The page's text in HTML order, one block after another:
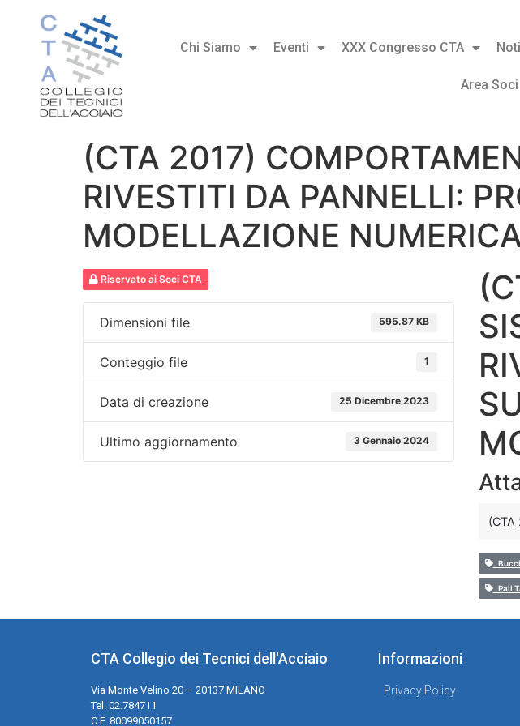
Chi Siamo Eventi XXX Congresso CTA
Area Soci
(CTA 2017)
RIVESTITI DA PANNELLI:
MODELLAZIONE
Riservato ai Soci CTA
Dimensioni file 595.87 KB
Conteggio file 1
Data di creazione 25 Dicembre 2023
Ultimo aggiornamento 3 Gennaio 2024
(CTA
Pali
CTA Collegio dei Tecnici dell'Acciaio
Via Monte Velino 20 – 20137 MILANO
Tel. 02.784711
C.F. 80099050157
Informazioni
Privacy Policy